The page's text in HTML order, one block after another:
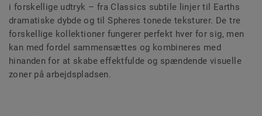
i forskellige udtryk – fra Classics subtile linjer til Earths
dramatiske dybde og til Spheres tonede teksturer. De tre
forskellige kollektioner fungerer perfekt hver for sig, men
kan med fordel sammensættes og kombineres med
hinanden for at skabe effektfulde og spændende visuelle
zoner på arbejdspladsen.